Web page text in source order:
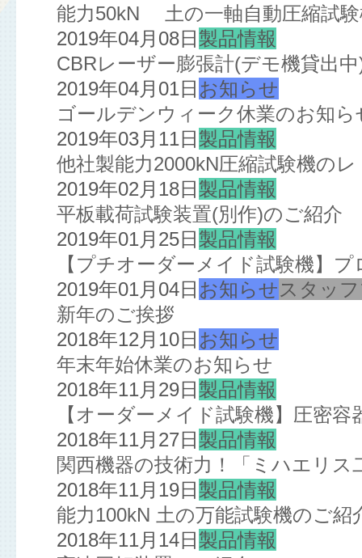
能力50kN 土の一軸自動圧縮試験
2019年04月08日 製品情報
CBRレーザー膨張計(デモ機貸出
2019年04月01日 お知らせ
ゴールデンウィーク休業のお知ら
2019年03月11日 製品情報
他社製能力2000kN圧縮試験機の
2019年02月18日 製品情報
平板載荷試験装置(別作)のご紹介
2019年01月25日 製品情報
【プチオーダーメイド試験機】
2019年01月04日 お知らせ スタッ
新年のご挨拶
2018年12月10日 お知らせ
年末年始休業のお知らせ
2018年11月29日 製品情報
【オーダーメイド試験機】圧密
2018年11月27日 製品情報
関西機器の技術力！「ミハエリ
2018年11月19日 製品情報
能力100kN 土の万能試験機のご紹
2018年11月14日 製品情報